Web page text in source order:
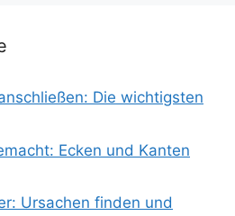
Die wichtigsten
Ecken und Kanten
Ursachen finden und